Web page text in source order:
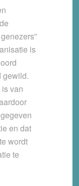
is
gewild.
van
en dat
wordt
te